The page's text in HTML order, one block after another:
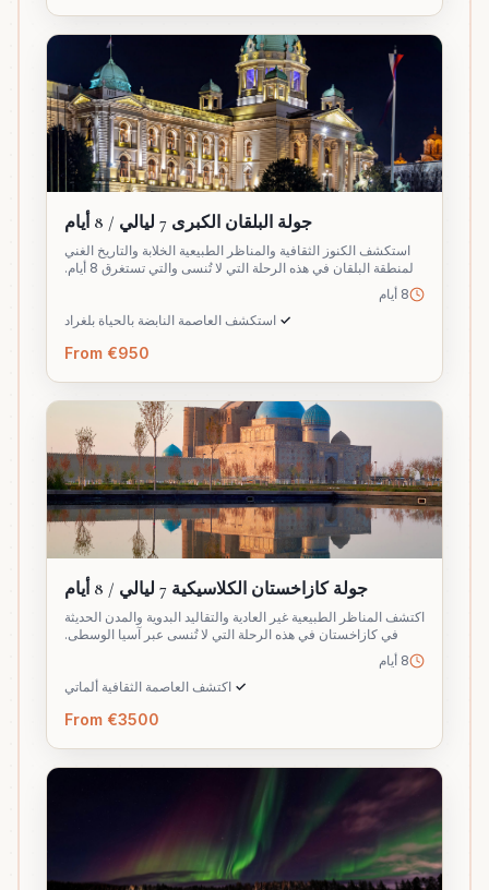
جولة البلقان الكبرى 7 ليالي / 8 أيام
استكشف الكنوز الثقافية والمناظر الطبيعية الخلابة والتاريخ الغني
لمنطقة البلقان في هذه الرحلة التي لا تُنسى والتي تستغرق 8 أيام.
8 أيام
✓ استكشف العاصمة النابضة بالحياة بلغراد
From €950
جولة كازاخستان الكلاسيكية 7 ليالي / 8 أيام
اكتشف المناظر الطبيعية غير العادية والتقاليد البدوية والمدن الحديثة
في كازاخستان في هذه الرحلة التي لا تُنسى عبر آسيا الوسطى.
8 أيام
✓ اكتشف العاصمة الثقافية ألماتي
From €3500